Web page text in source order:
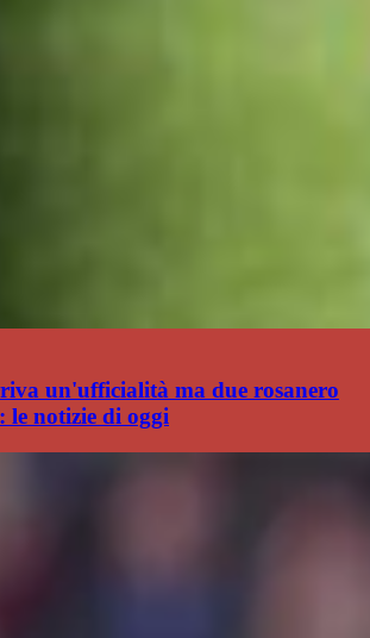
un'ufficialità ma due rosanero
le notizie di oggi